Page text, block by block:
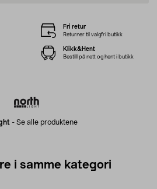
- Se alle produktene
Fri retur
Returner til valgfri butikk
Klikk&Hent
Bestill på nett og hent i butikk
i samme kategori